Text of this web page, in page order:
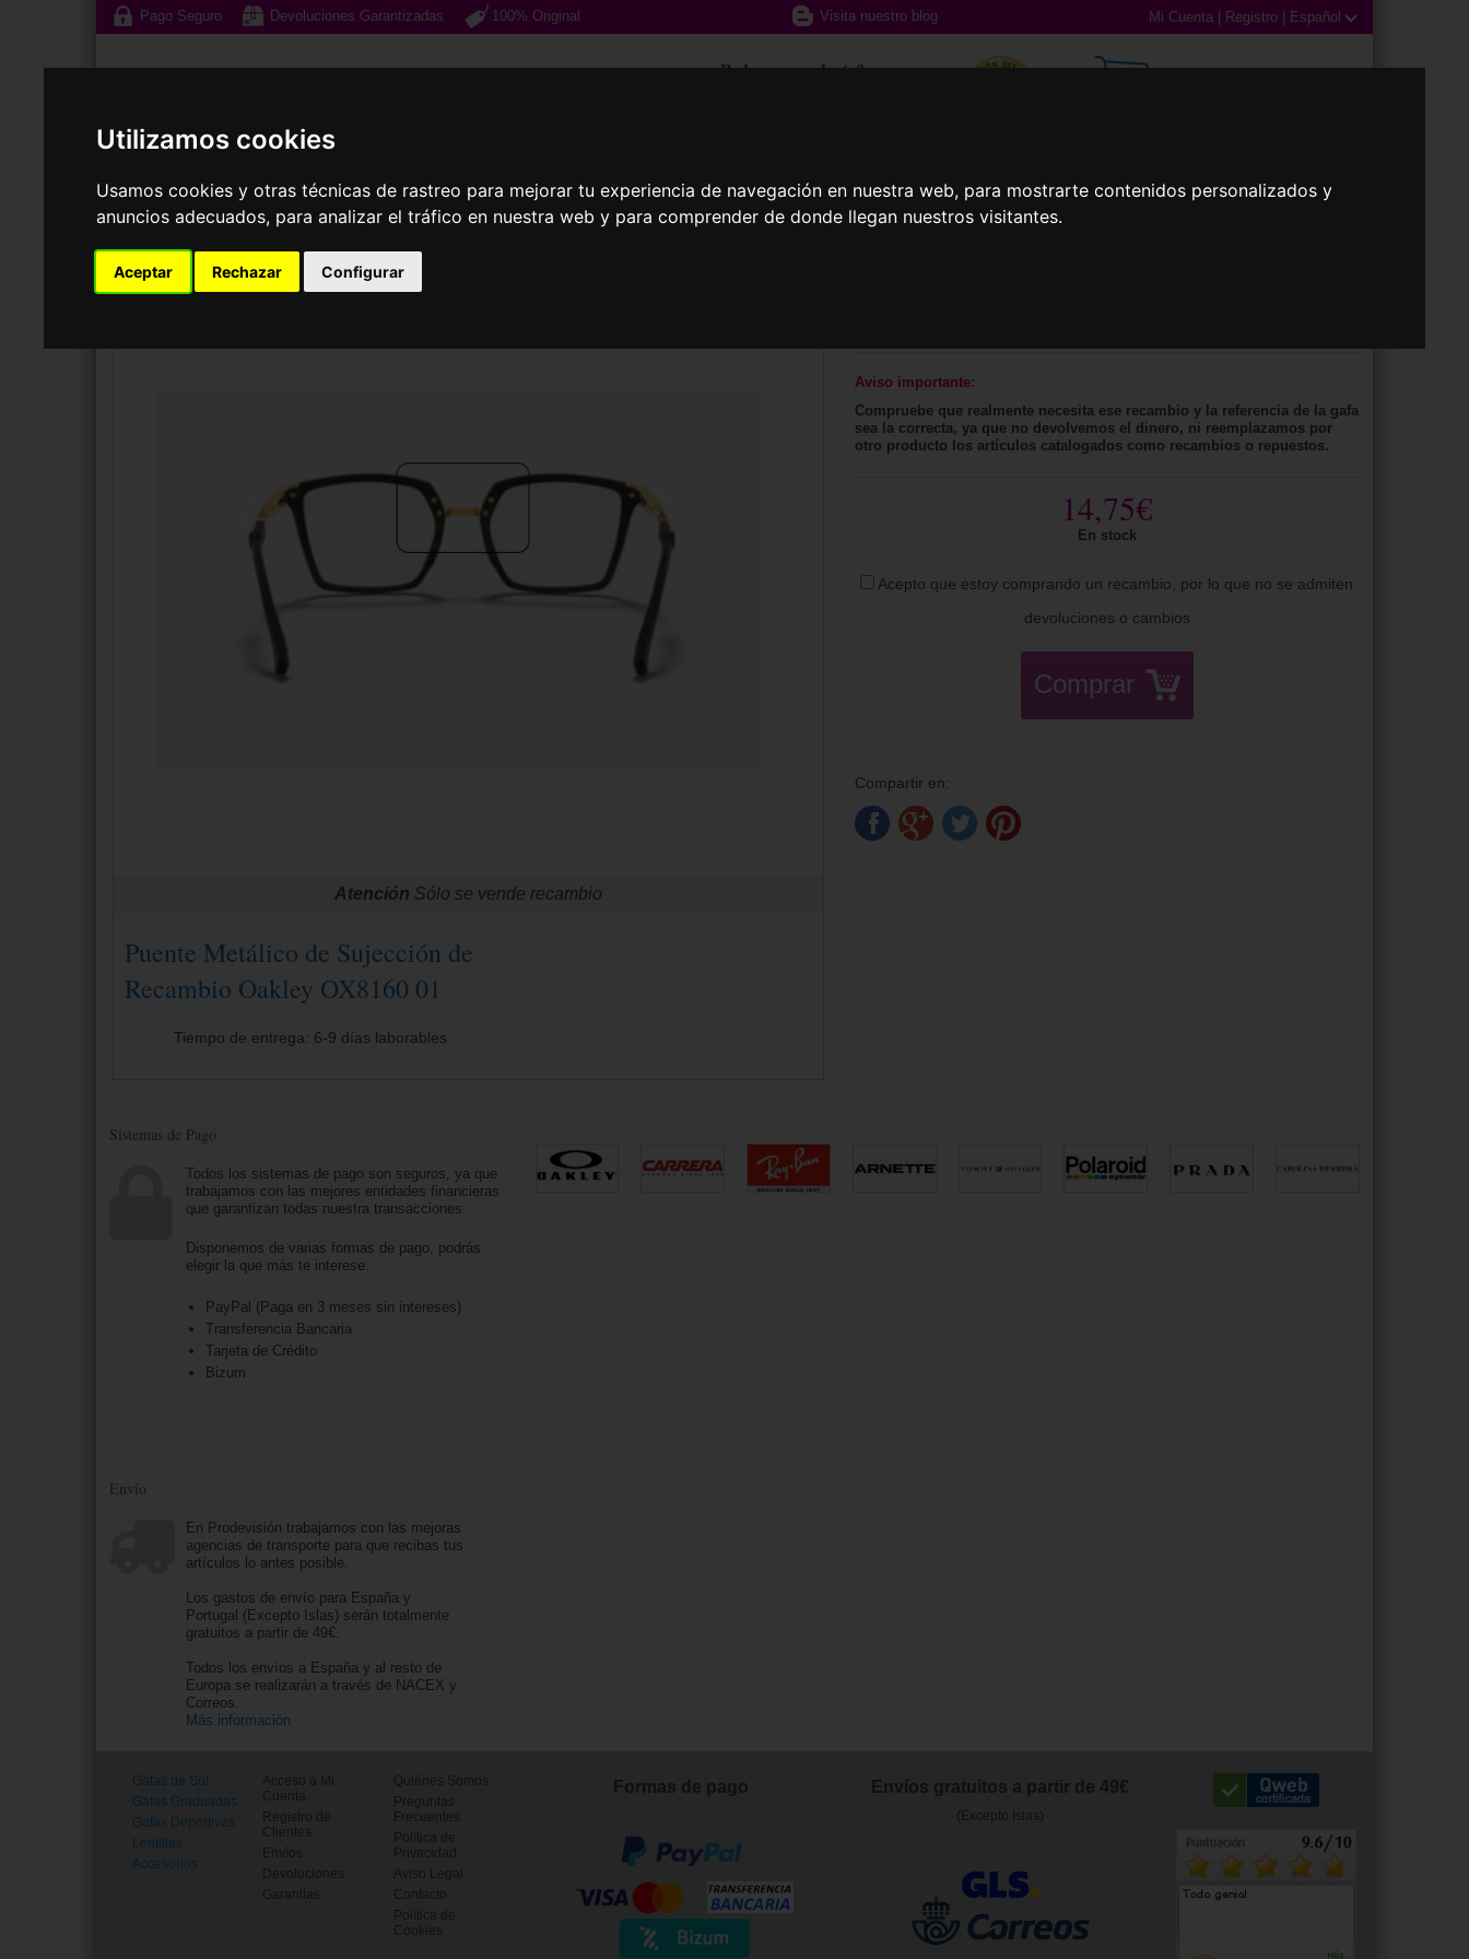
Utilizamos cookies
Usamos cookies y otras técnicas de rastreo para mejorar tu experiencia de navegación en nuestra web, para mostrarte contenidos personalizados y
anuncios adecuados, para analizar el tráfico en nuestra web y para comprender de donde llegan nuestros visitantes.
Aceptar Rechazar Configurar
Pago Seguro Devoluciones Garantizadas 100% Original Visita nuestro blog Mi Cuenta Registro Español
¿Podemos ayudarte?
Gafas de Sol Gafas Graduadas Gafas Deportivas Lentillas
Atención Sólo se vende recambio
Puente Metálico de Sujección de
Recambio Oakley OX8160 01
Tiempo de entrega: 6-9 días laborables
Aviso importante:
Compruebe que realmente necesita ese recambio y la referencia de la gafa
sea la correcta, ya que no devolvemos el dinero, ni reemplazamos por
otro producto los artículos catalogados como recambios o repuestos.
14,75€
En stock
Acepto que estoy comprando un recambio, por lo que no se admiten
devoluciones o cambios
Comprar
Compartir en:
Sistemas de Pago
Todos los sistemas de pago son seguros, ya que
trabajamos con las mejores entidades financieras
que garantizan todas nuestra transacciones.
Disponemos de varias formas de pago, podrás
elegir la que más te interese.
PayPal (Paga en 3 meses sin intereses)
Transferencia Bancaria
Tarjeta de Crédito
Bizum
Envío
En Prodevisión trabajamos con las mejoras
agencias de transporte para que recibas tus
artículos lo antes posible.
Los gastos de envío para España y
Portugal (Excepto Islas) serán totalmente
gratuitos a partir de 49€.
Todos los envíos a España y al resto de
Europa se realizarán a través de NACEX y
Correos.
Más información
Gafas de Sol
Gafas Graduadas
Gafas Deportivas
Lentillas
Accesorios
Acceso a Mi
Cuenta
Registro de
Clientes
Envíos
Devoluciones
Garantías
Quiénes Somos
Preguntas
Frecuentes
Política de
Privacidad
Aviso Legal
Contacto
Política de
Cookies
Formas de pago Envíos gratuitos a partir de 49€
(Excepto Islas)